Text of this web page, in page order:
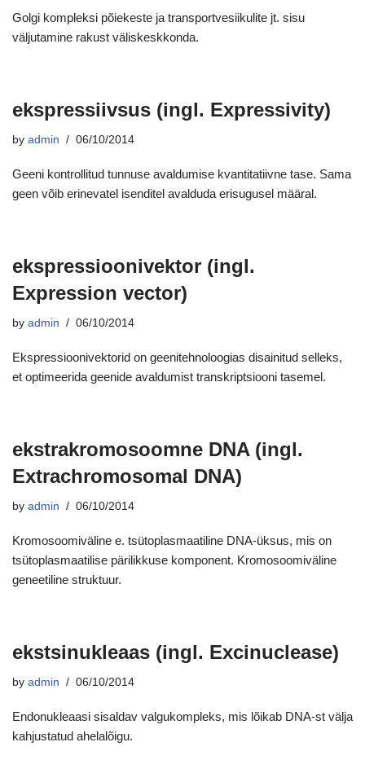
Golgi kompleksi põiekeste ja transportvesiikulite jt. sisu
väljutamine rakust väliskeskkonda.
ekspressiivsus (ingl. Expressivity)
by admin 06/10/2014
Geeni kontrollitud tunnuse avaldumise kvantitatiivne tase. Sama
geen võib erinevatel isenditel avalduda erisugusel määral.
ekspressioonivektor (ingl.
Expression vector)
by admin 06/10/2014
Ekspressioonivektorid on geenitehnoloogias disainitud selleks,
et optimeerida geenide avaldumist transkriptsiooni tasemel.
ekstrakromosoomne DNA (ingl.
Extrachromosomal DNA)
by admin 06/10/2014
Kromosoomiväline e. tsütoplasmaatiline DNA-üksus, mis on
tsütoplasmaatilise pärilikkuse komponent. Kromosoomiväline
geneetiline struktuur.
ekstsinukleaas (ingl. Excinuclease)
by admin 06/10/2014
Endonukleaasi sisaldav valgukompleks, mis lõikab DNA-st välja
kahjustatud ahelalõigu.